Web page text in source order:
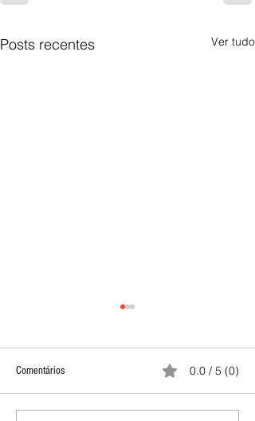
Posts recentes Ver tudo
Comentários 0.0 / 5 (0)